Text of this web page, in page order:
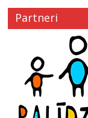
Partneri